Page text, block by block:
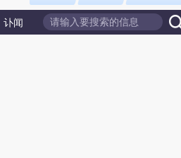
讣闻